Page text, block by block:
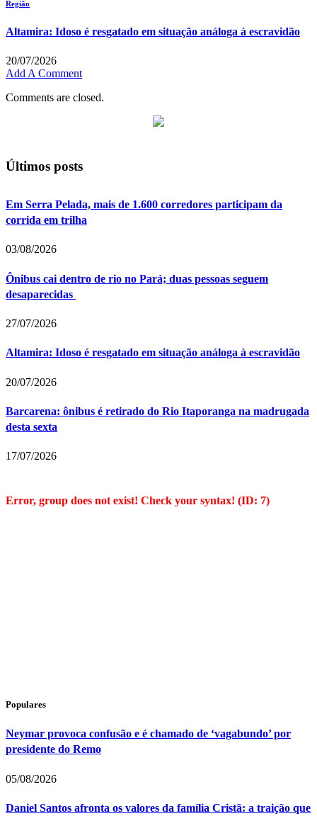
Região
Altamira: Idoso é resgatado em situação análoga à escravidão
20/07/2026
Add A Comment
Comments are closed.
Últimos posts
Em Serra Pelada, mais de 1.600 corredores participam da
corrida em trilha
03/08/2026
Ônibus cai dentro de rio no Pará; duas pessoas seguem
desaparecidas
27/07/2026
Altamira: Idoso é resgatado em situação análoga à escravidão
20/07/2026
Barcarena: ônibus é retirado do Rio Itaporanga na madrugada
desta sexta
17/07/2026
Error, group does not exist! Check your syntax! (ID: 7)
Populares
Neymar provoca confusão e é chamado de ‘vagabundo’ por
presidente do Remo
05/08/2026
Daniel Santos afronta os valores da família Cristã: a traição que